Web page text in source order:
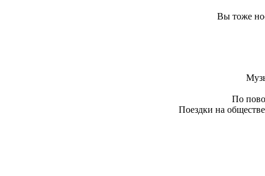
Вы тоже
По
Поездки на